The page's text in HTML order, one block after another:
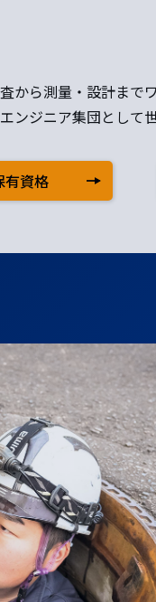
から測量・設計まで
ンジニア集団として
有資格